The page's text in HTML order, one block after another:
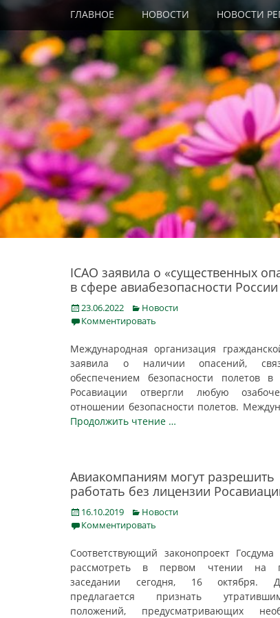
content
Primary Menu
ГЛАВНОЕ НОВОСТИ НОВОСТИ
ICAO заявила о «существенных
в сфере авиабезопасности России
Posted
on
23.06.2022 Categories
Новости
Комментировать
Международная организация
заявила о наличии опасений,
обеспечением безопасности полетов
Росавиации отвергли любую
отношении безопасности полетов.
Продолжить чтение …
Авиакомпаниям могут разрешить
работать без лицензии
Posted
on
16.10.2019 Categories
Новости
Комментировать
Соответствующий законопроект Госдума
рассмотреть в первом чтении на
заседании cегодня, 16 октября.
предлагается признать
положений, предусматривающих